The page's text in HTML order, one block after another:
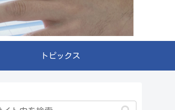
トピックス